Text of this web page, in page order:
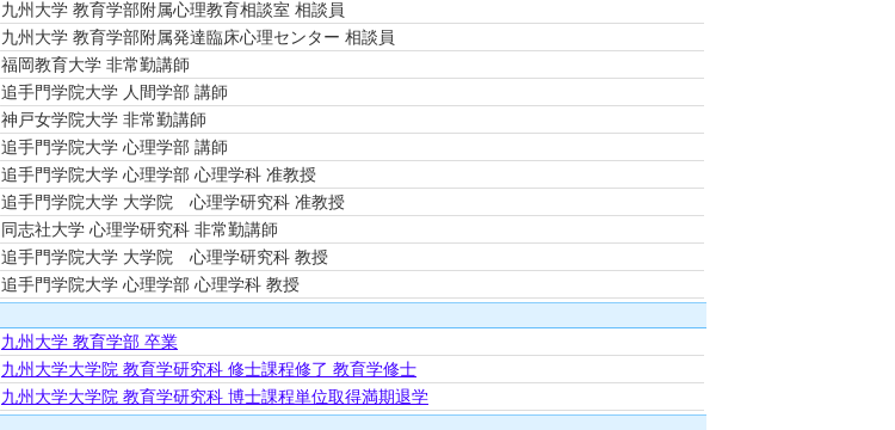
九州大学 教育学部附属心理教育相談室 相談員
九州大学 教育学部附属発達臨床心理センター 相談員
福岡教育大学 非常勤講師
追手門学院大学 人間学部 講師
神戸女学院大学 非常勤講師
追手門学院大学 心理学部 講師
追手門学院大学 心理学部 心理学科 准教授
追手門学院大学 大学院 心理学研究科 准教授
同志社大学 心理学研究科 非常勤講師
追手門学院大学 大学院 心理学研究科 教授
追手門学院大学 心理学部 心理学科 教授
九州大学 教育学部 卒業
九州大学大学院 教育学研究科 修士課程修了 教育学修士
九州大学大学院 教育学研究科 博士課程単位取得満期退学